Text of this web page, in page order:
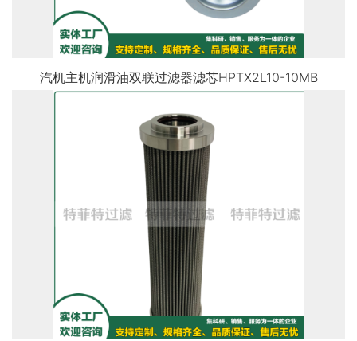
汽机主机润滑油双联过滤器滤芯HPTX2L10-10MB